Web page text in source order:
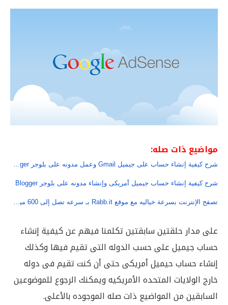
مواضيع ذات صله:
شرح كيفية إنشاء حساب على جيميل Gmail وعمل مدونه على بلوجر Blogger
شرح كيفية إنشاء حساب جيميل أمريكى وإنشاء مدونه على بلوجر Blogger
تصفح الإنترنت بسرعة خياليه مع موقع Rabb.it بـ سرعه تصل إلى 600 ميجا بت فى الثانيه
على مدار حلقتين سابقتين تكلمنا فيهم عن كيفية إنشاء
حساب جيميل على حسب الدوله التى تقيم فيها وكذلك
إنشاء حساب حيميل أمريكى حتى أن كنت تقيم فى دوله
خارج الولايات المتحده الأمريكيه ويمكنك الرجوع للموضوعين
السابقين من المواضيع ذات صله الموجوده بالأعلى.